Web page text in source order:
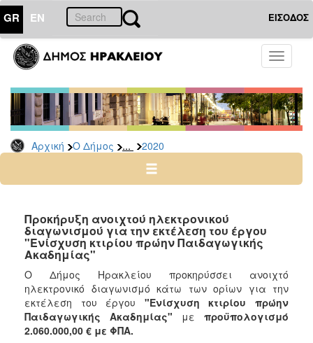
GR EN ΕΙΣΟΔΟΣ
Toggle
Αρχική Ο Δήμος ... 2020
ΔΗΜΟΣ
Διακηρύξεις
-
Δημοπρασίες
Αρχείο
2025
2023
2022
2020
2019
2018
Προκήρυξη ανοιχτού ηλεκτρονικού
διαγωνισμού για την εκτέλεση του έργου
"Ενίσχυση κτιρίου πρώην Παιδαγωγικής
Ακαδημίας"
O Δήμος Ηρακλείου προκηρύσσει ανοιχτό
ηλεκτρονικό διαγωνισμό κάτω των ορίων για την
εκτέλεση του έργου "Ενίσχυση κτιρίου πρώην
Παιδαγωγικής Ακαδημίας" με προϋπολογισμό
2.060.000,00 € με ΦΠΑ.